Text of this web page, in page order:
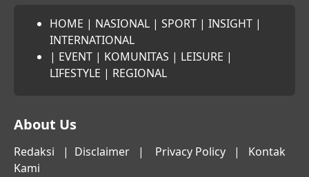
HOME | NASIONAL | SPORT | INSIGHT |
INTERNATIONAL
| EVENT | KOMUNITAS | LEISURE |
LIFESTYLE | REGIONAL
About Us
Redaksi | Disclaimer | Privacy Policy | Kontak
Kami